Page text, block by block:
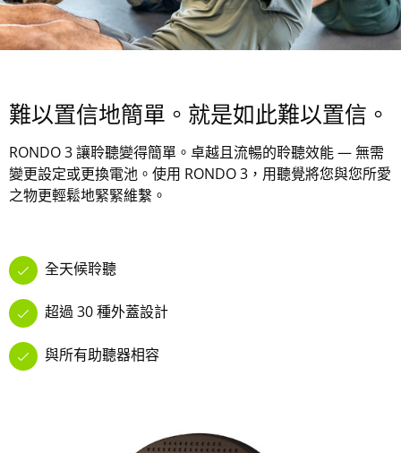
難以置信地簡單。就是如此難以置信。
RONDO 3 讓聆聽變得簡單。卓越且流暢的聆聽效能 — 無需
變更設定或更換電池。使用 RONDO 3，用聽覺將您與您所愛
之物更輕鬆地緊緊維繫。
全天候聆聽
超過 30 種外蓋設計
與所有助聽器相容